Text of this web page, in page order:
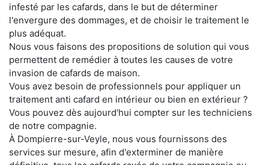
infesté par les cafards, dans le but de déterminer
l'envergure des dommages, et de choisir le traitement le
plus adéquat.
Nous vous faisons des propositions de solution qui vous
permettent de remédier à toutes les causes de votre
invasion de cafards de maison.
Vous avez besoin de professionnels pour appliquer un
traitement anti cafard en intérieur ou bien en extérieur ?
Vous pouvez dès aujourd'hui compter sur les techniciens
de notre compagnie.
À Dompierre-sur-Veyle, nous vous fournissons des
services sur mesure, afin d'exterminer de manière